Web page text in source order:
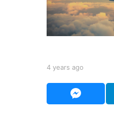
a
g
o
b
t
j
4 years ago
r